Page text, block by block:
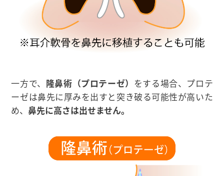
一方で、 隆鼻術（プロテーゼ） をする場合、プロテ
ーゼは鼻先に厚みを出すと突き破る可能性が高いた
め、 鼻先に高さは出せません。